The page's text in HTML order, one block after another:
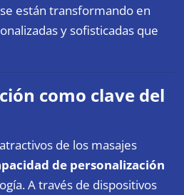
están transformando en
y sofisticadas que
como clave del
de los masajes
de personalización
A través de dispositivos